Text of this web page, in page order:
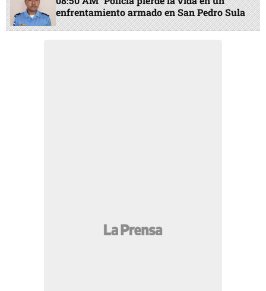
enfrentamiento armado en San Pedro Sula